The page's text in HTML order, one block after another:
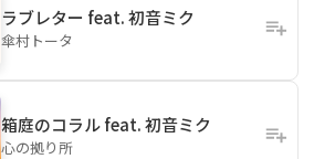
ラブレター feat. 初音ミク
傘村トータ
箱庭のコラル feat. 初音ミク
心の拠り所